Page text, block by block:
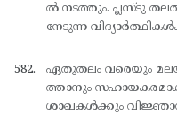
ല്‍ നടത്തും. പ്ലസ്ടു
നേടുന്ന
ഏതുതലം വരെയും
ത്താനും
ശാഖകള്‍ക്കും